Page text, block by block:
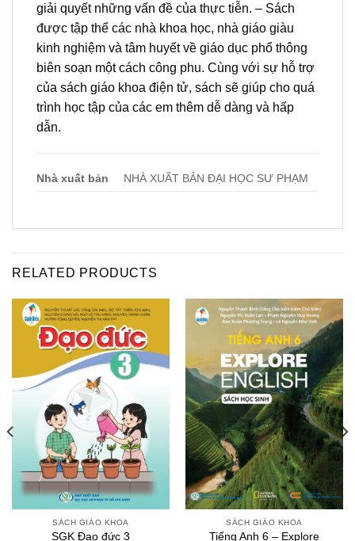
giải quyết những vấn đề của thực tiễn. – Sách
được tập thể các nhà khoa học, nhà giáo giàu
kinh nghiệm và tâm huyết về giáo dục phổ thông
biên soạn một cách công phu. Cùng với sự hỗ trợ
của sách giáo khoa điện tử, sách sẽ giúp cho quá
trình học tập của các em thêm dễ dàng và hấp
dẫn.
Nhà xuất bản NHÀ XUẤT BẢN ĐẠI HỌC SƯ PHẠM
RELATED PRODUCTS
SÁCH GIÁO KHOA
SGK Đạo đức 3
SÁCH GIÁO KHOA
Tiếng Anh 6 – Explore